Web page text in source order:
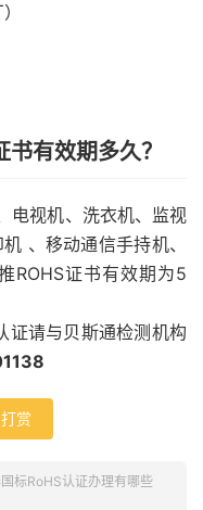
有效期多久？
电视机、洗衣机、监视
、移动通信手持机、
ROHS证书有效期为5
证请与贝斯通检测机构
打赏
标RoHS认证办理有哪些